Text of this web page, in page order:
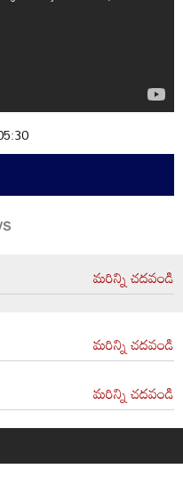
మరిన్ని చదవండి
మరిన్ని చదవండి
మరిన్ని చదవండి